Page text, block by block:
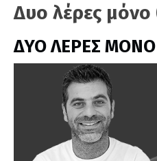
Δυο λέρες
ΔΥΟ ΛΕΡΕΣ ΜΟΝΟ